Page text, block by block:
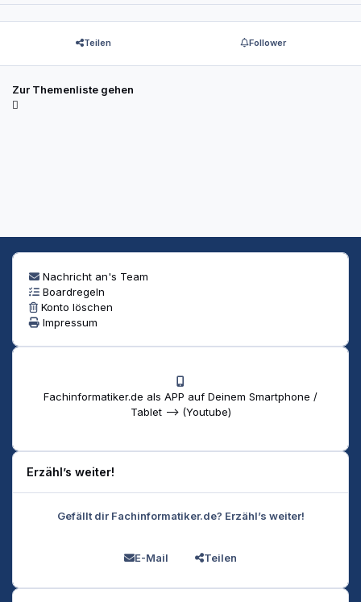
Teilen Follower
Zur Themenliste gehen
Nachricht an's Team
Boardregeln
Konto löschen
Impressum
Fachinformatiker.de als APP auf Deinem Smartphone /
Tablet --> (Youtube)
Erzähl’s weiter!
Gefällt dir Fachinformatiker.de? Erzähl’s weiter!
E-Mail Teilen